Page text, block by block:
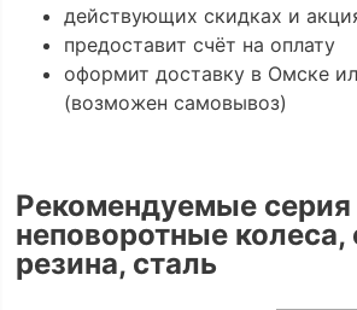
действующих скидках и
предоставит счёт на оплату
оформит доставку в Омске
(возможен самовывоз)
Рекомендуемые серия
неповоротные колеса,
резина, сталь